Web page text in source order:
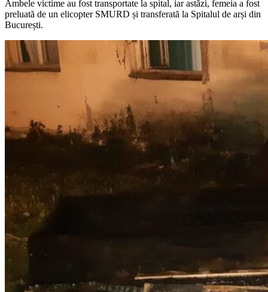
Ambele victime au fost transportate la spital, iar astăzi, femeia a fost
preluată de un elicopter SMURD și transferată la Spitalul de arși din
București.